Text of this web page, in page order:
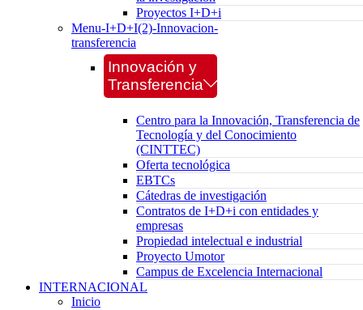
Proyectos I+D+i
Menu-I+D+I(2)-Innovacion-
transferencia
Innovación y
Transferencia
Centro para la Innovación, Transferencia de
Tecnología y del Conocimiento
(CINTTEC)
Oferta tecnológica
EBTCs
Cátedras de investigación
Contratos de I+D+i con entidades y
empresas
Propiedad intelectual e industrial
Proyecto Umotor
Campus de Excelencia Internacional
INTERNACIONAL
Inicio